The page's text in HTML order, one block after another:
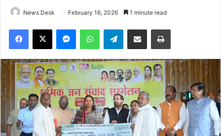
News Desk February 16, 2026 1 minute read
Facebook
X MessengerWhatsAppTelegramShare via Email Print